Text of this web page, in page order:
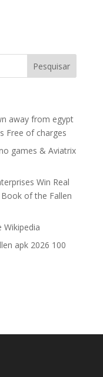
away from egypt
Free of charges
games & Aviatrix
Win Real
of the Fallen
apk 2026 100